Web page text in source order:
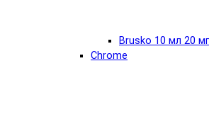
Brusko 10 мл 20
Chrome